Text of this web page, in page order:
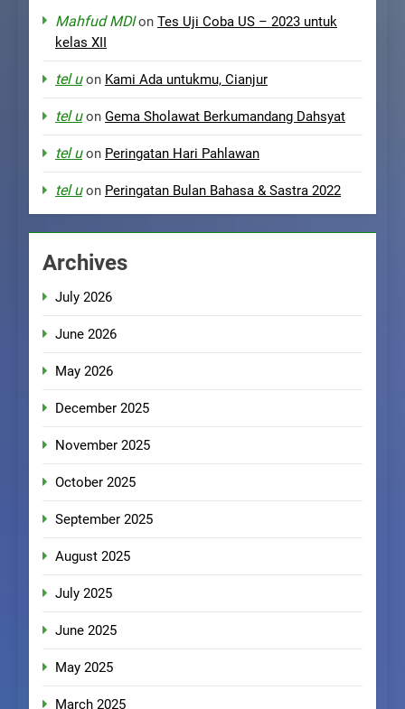
Mahfud MDIon Tes Uji Coba US – 2023 untuk
kelas XII
tel uon Kami Ada untukmu, Cianjur
tel uon Gema Sholawat Berkumandang Dahsyat
tel uon Peringatan Hari Pahlawan
tel uon Peringatan Bulan Bahasa & Sastra 2022
Archives
July 2026
June 2026
May 2026
December 2025
November 2025
October 2025
September 2025
August 2025
July 2025
June 2025
May 2025
March 2025